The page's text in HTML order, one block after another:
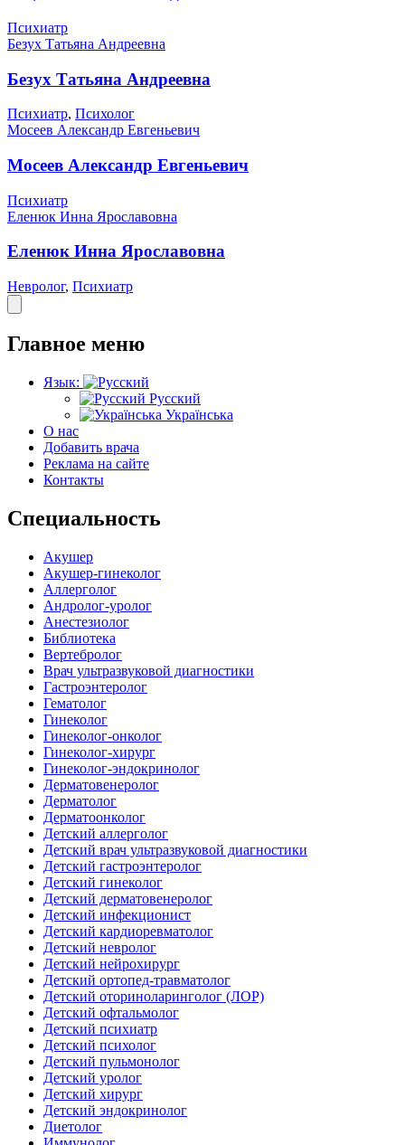
Психиатр
Безух Татьяна Андреевна
Безух Татьяна Андреевна
Психиатр, Психолог
Мосеев Александр Евгеньевич
Мосеев Александр Евгеньевич
Психиатр
Еленюк Инна Ярославовна
Еленюк Инна Ярославовна
Невролог, Психиатр
Главное меню
Язык:
Русский
Українська
О нас
Добавить врача
Реклама на сайте
Контакты
Специальность
Акушер
Акушер-гинеколог
Аллерголог
Андролог-уролог
Анестезиолог
Библиотека
Вертебролог
Врач ультразвуковой диагностики
Гастроэнтеролог
Гематолог
Гинеколог
Гинеколог-онколог
Гинеколог-хирург
Гинеколог-эндокринолог
Дерматовенеролог
Дерматолог
Дерматоонколог
Детский аллерголог
Детский врач ультразвуковой диагностики
Детский гастроэнтеролог
Детский гинеколог
Детский дерматовенеролог
Детский инфекционист
Детский кардиоревматолог
Детский невролог
Детский нейрохирург
Детский ортопед-травматолог
Детский оториноларинголог (ЛОР)
Детский офтальмолог
Детский психиатр
Детский психолог
Детский пульмонолог
Детский уролог
Детский хирург
Детский эндокринолог
Диетолог